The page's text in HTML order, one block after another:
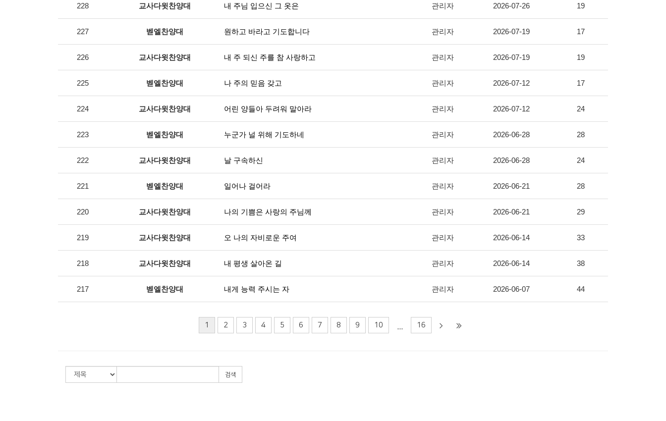
228 교사다윗찬양대 내 주님 입으신 그 옷은 관리자 2026-07-26 19
227 벧엘찬양대 원하고 바라고 기도합니다 관리자 2026-07-19 17
226 교사다윗찬양대 내 주 되신 주를 참 사랑하고 관리자 2026-07-19 19
225 벧엘찬양대 나 주의 믿음 갖고 관리자 2026-07-12 17
224 교사다윗찬양대 어린 양들아 두려워 말아라 관리자 2026-07-12 24
223 벧엘찬양대 누군가 널 위해 기도하네 관리자 2026-06-28 28
222 교사다윗찬양대 날 구속하신 관리자 2026-06-28 24
221 벧엘찬양대 일어나 걸어라 관리자 2026-06-21 28
220 교사다윗찬양대 나의 기쁨은 사랑의 주님께 관리자 2026-06-21 29
219 교사다윗찬양대 오 나의 자비로운 주여 관리자 2026-06-14 33
218 교사다윗찬양대 내 평생 살아온 길 관리자 2026-06-14 38
217 벧엘찬양대 내게 능력 주시는 자 관리자 2026-06-07 44
1 2 3 4 5 6 7 8 9 10 ... 16
검색